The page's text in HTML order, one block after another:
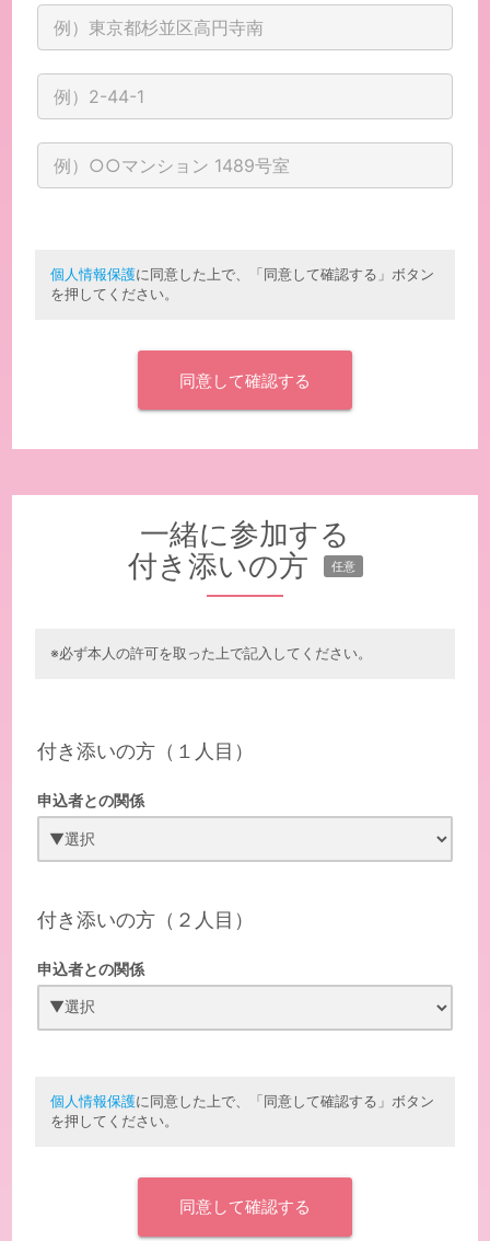
個人情報保護に同意した上で、「同意して確認する」ボタン
を押してください。
一緒に参加する
付き添いの方
任意
※必ず本人の許可を取った上で記入してください。
付き添いの方（１人目）
申込者との関係
付き添いの方（２人目）
申込者との関係
個人情報保護に同意した上で、「同意して確認する」ボタン
を押してください。